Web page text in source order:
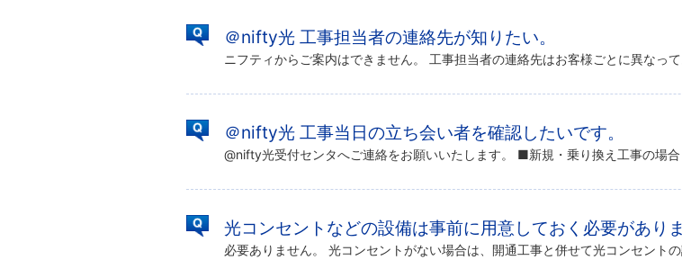
＠nifty光 工事担当者の連絡先が知りたい。
＠nifty光 工事当日の立ち会い者を確認したいです。
光コンセントなどの設備は事前に用意しておく必要があり